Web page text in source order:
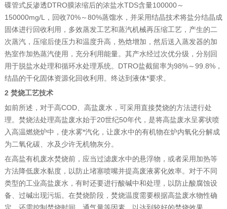
碟管式反渗透DTRO膜浓缩后的浓盐水TDS含量100000～
150000mg/L，回收70%～80%蒸馏水，并采用结晶技术将盐分结晶成
固体进行回收利用，多效蒸发工艺和蒸汽机械再压缩工艺，产生的二
次蒸汽，压缩后使压力和温度升高，热焓增加，然后送入蒸发器的加
热室作加热蒸汽使用，充分利用能量。其产水经过次优分级，分别回
用于脱盐水处理和循环水处理系统。DTRO盐截留率为98%～99.8%，
结晶的干化固体资源化回收利用。终达到液体*要求。
2 焚烧工艺技术
如前所述，对于高COD、高盐废水，可采用直接焚烧的方法进行处
理。焚烧法处理高盐废水始于20世纪50年代，是将高盐废水呈雾状喷
入高温燃烧炉中，使水雾*汽化，让废水中的有机物在炉内氧化分解成
为二氧化碳、水及少许无机物灰分。
在高盐有机废水焚烧前，应当过滤废水中的悬浮物，或者采用加热等
方法降低废水黏度，以防止堵塞喷嘴并提高废液雾化效率。对于不同
类型的工业高盐废水，有时还要进行酸碱中和处理，以防止酸腐蚀设
备、过碱出现污垢。在焚烧阶段，焚烧温度需要根据高盐废水物性确